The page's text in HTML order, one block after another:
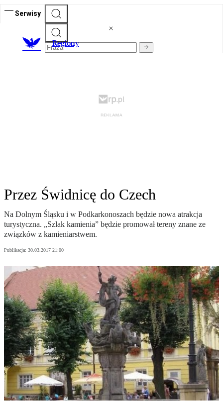
Serwisy
Regiony
Przez Świdnicę do Czech
Na Dolnym Śląsku i w Podkarkonoszach będzie nowa atrakcja
turystyczna. „Szlak kamienia” będzie promował tereny znane ze
związków z kamieniarstwem.
Publikacja: 30.03.2017 21:00